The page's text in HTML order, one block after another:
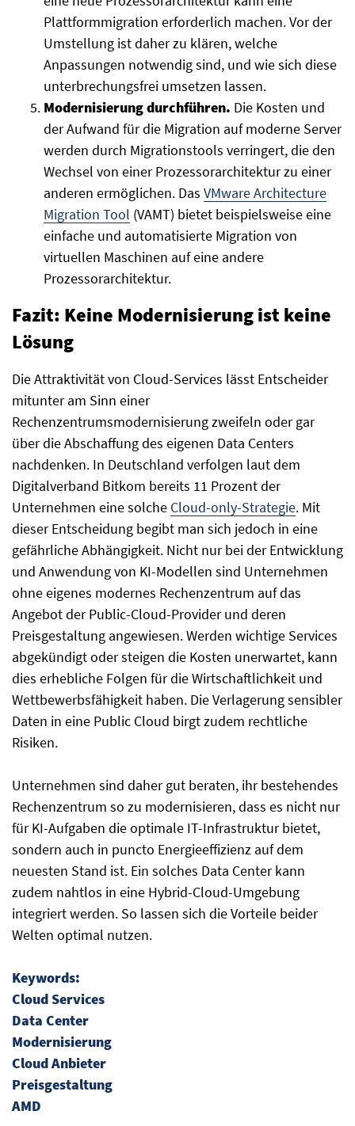
Plattformmigration erforderlich machen. Vor der
Umstellung ist daher zu klären, welche
Anpassungen notwendig sind, und wie sich diese
unterbrechungsfrei umsetzen lassen.
Modernisierung durchführen. Die Kosten und
der Aufwand für die Migration auf moderne Server
werden durch Migrationstools verringert, die den
Wechsel von einer Prozessorarchitektur zu einer
anderen ermöglichen. Das VMware Architecture
Migration Tool (VAMT) bietet beispielsweise eine
einfache und automatisierte Migration von
virtuellen Maschinen auf eine andere
Prozessorarchitektur.
Fazit: Keine Modernisierung ist keine
Lösung
Die Attraktivität von Cloud-Services lässt Entscheider
mitunter am Sinn einer
Rechenzentrumsmodernisierung zweifeln oder gar
über die Abschaffung des eigenen Data Centers
nachdenken. In Deutschland verfolgen laut dem
Digitalverband Bitkom bereits 11 Prozent der
Unternehmen eine solche Cloud-only-Strategie. Mit
dieser Entscheidung begibt man sich jedoch in eine
gefährliche Abhängigkeit. Nicht nur bei der Entwicklung
und Anwendung von KI-Modellen sind Unternehmen
ohne eigenes modernes Rechenzentrum auf das
Angebot der Public-Cloud-Provider und deren
Preisgestaltung angewiesen. Werden wichtige Services
abgekündigt oder steigen die Kosten unerwartet, kann
dies erhebliche Folgen für die Wirtschaftlichkeit und
Wettbewerbsfähigkeit haben. Die Verlagerung sensibler
Daten in eine Public Cloud birgt zudem rechtliche
Risiken.
Unternehmen sind daher gut beraten, ihr bestehendes
Rechenzentrum so zu modernisieren, dass es nicht nur
für KI-Aufgaben die optimale IT-Infrastruktur bietet,
sondern auch in puncto Energieeffizienz auf dem
neuesten Stand ist. Ein solches Data Center kann
zudem nahtlos in eine Hybrid-Cloud-Umgebung
integriert werden. So lassen sich die Vorteile beider
Welten optimal nutzen.
Keywords:
Cloud Services
Data Center
Modernisierung
Cloud Anbieter
Preisgestaltung
AMD